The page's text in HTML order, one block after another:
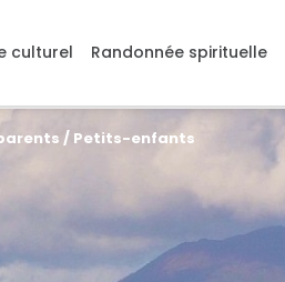
culturel Randonnée spirituelle
/ Petits-enfants